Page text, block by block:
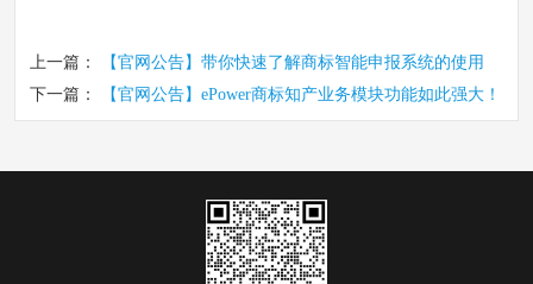
上一篇：
【官网公告】带你快速了解商标智能申报系统的使用
下一篇：
【官网公告】ePower商标知产业务模块功能如此强大！